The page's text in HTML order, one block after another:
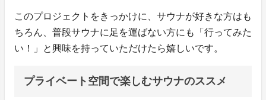
このプロジェクトをきっかけに、サウナが好きな方はも
ちろん、普段サウナに足を運ばない方にも「行ってみた
い！」と興味を持っていただけたら嬉しいです。
プライベート空間で楽しむサウナのススメ